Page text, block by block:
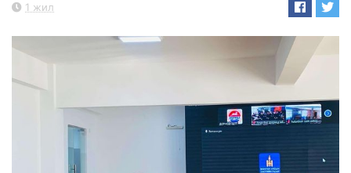
1 жил